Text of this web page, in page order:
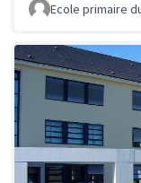
Ecole primaire